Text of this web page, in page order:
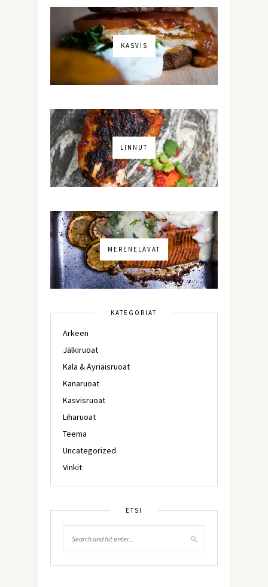
KASVIS
LINNUT
MERENELÄVÄT
KATEGORIAT
Arkeen
Jälkiruoat
Kala & Äyriäisruoat
Kanaruoat
Kasvisruoat
Liharuoat
Teema
Uncategorized
Vinkit
ETSI